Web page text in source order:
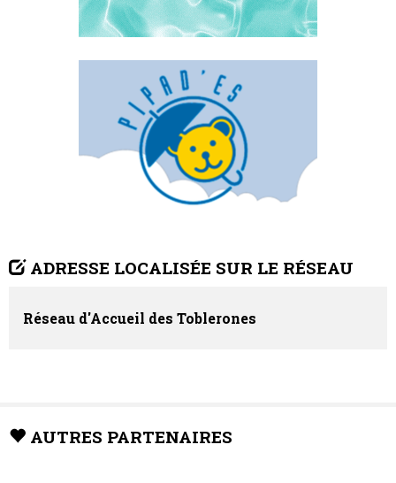
ADRESSE LOCALISÉE SUR LE RÉSEAU
Réseau d'Accueil des Toblerones
AUTRES PARTENAIRES